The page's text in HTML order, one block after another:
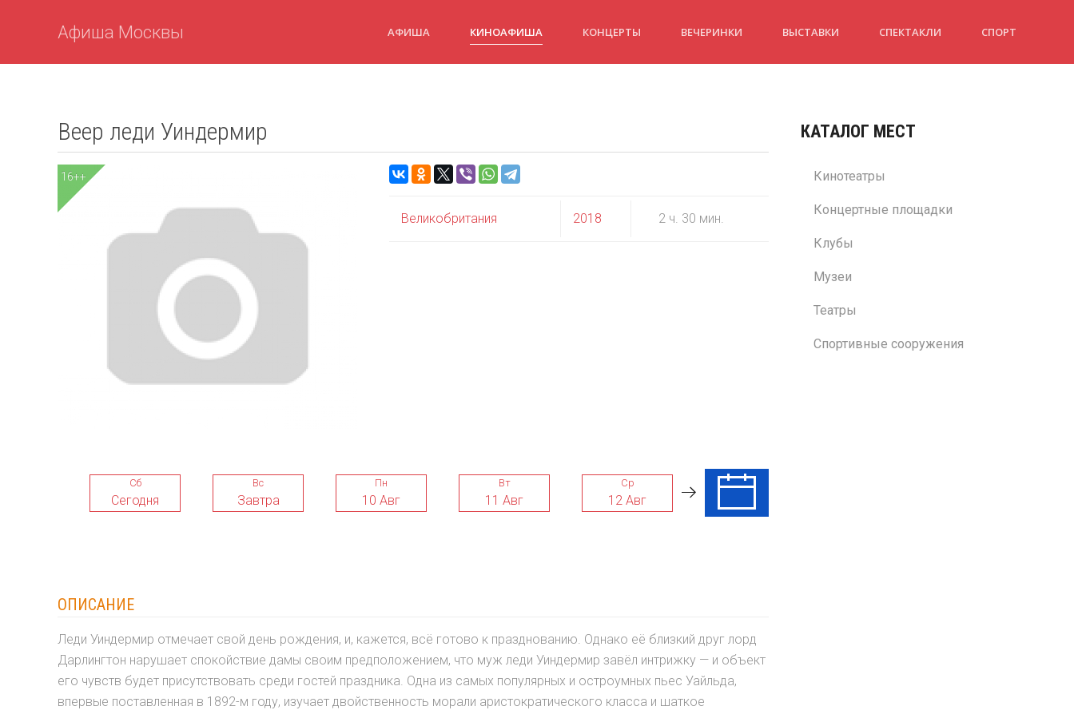
Афиша Москвы АФИША КИНОАФИША КОНЦЕРТЫ ВЕЧЕРИНКИ ВЫСТАВКИ СПЕКТАКЛИ СПОРТ
Веер леди Уиндермир
16++
Великобритания 2018 2 ч. 30 мин.
Сб
Сегодня
Вс
Завтра
Пн
10 Авг
Вт
11 Авг
Ср
12 Авг
Чт
ОПИСАНИЕ
Леди Уиндермир отмечает свой день рождения, и, кажется, всё готово к празднованию. Однако её близкий друг лорд
Дарлингтон нарушает спокойствие дамы своим предположением, что муж леди Уиндермир завёл интрижку — и объект
его чувств будет присутствовать среди гостей праздника. Одна из самых популярных и остроумных пьес Уайльда,
впервые поставленная в 1892-м году, изучает двойственность морали аристократического класса и шаткое
КАТАЛОГ МЕСТ
Кинотеатры
Концертные площадки
Клубы
Музеи
Театры
Спортивные сооружения